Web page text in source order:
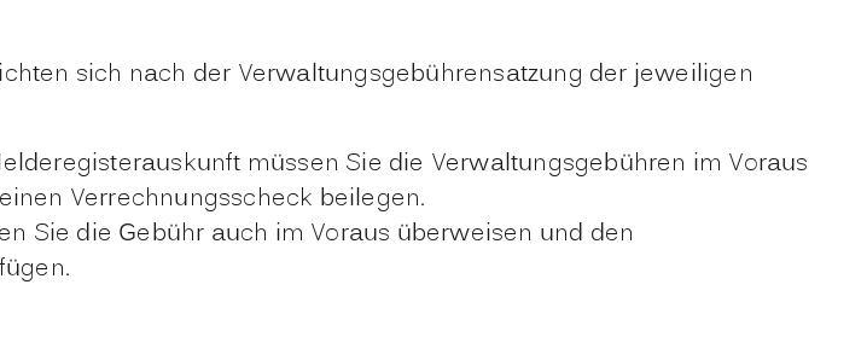
sich nach der Verwaltungsgebührensatzung der jeweiligen
müssen Sie die Verwaltungsgebühren im Voraus
Verrechnungsscheck beilegen.
Sie die Gebühr auch im Voraus überweisen und den